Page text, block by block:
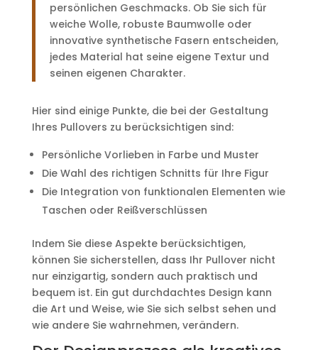
persönlichen Geschmacks. Ob Sie sich für
weiche Wolle, robuste Baumwolle oder
innovative synthetische Fasern entscheiden,
jedes Material hat seine eigene Textur und
seinen eigenen Charakter.
Hier sind einige Punkte, die bei der Gestaltung
Ihres Pullovers zu berücksichtigen sind:
Persönliche Vorlieben in Farbe und Muster
Die Wahl des richtigen Schnitts für Ihre Figur
Die Integration von funktionalen Elementen wie
Taschen oder Reißverschlüssen
Indem Sie diese Aspekte berücksichtigen,
können Sie sicherstellen, dass Ihr Pullover nicht
nur einzigartig, sondern auch praktisch und
bequem ist. Ein gut durchdachtes Design kann
die Art und Weise, wie Sie sich selbst sehen und
wie andere Sie wahrnehmen, verändern.